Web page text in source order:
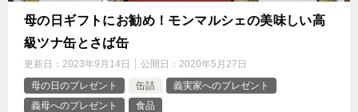
母の日ギフトにお勧め！モンマルシェの美味しい高
級ツナ缶とさば缶
更新日： 2023年9月14日 公開日： 2020年5月27日
母の日のプレゼント
缶詰
義実家へのプレゼント
義母へのプレゼント
食品